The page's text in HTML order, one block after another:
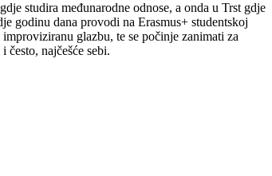
studira međunarodne odnose, a onda u Trst gdje
godinu dana provodi na Erasmus+ studentskoj
glazbu, te se počinje zanimati za
najčešće sebi.